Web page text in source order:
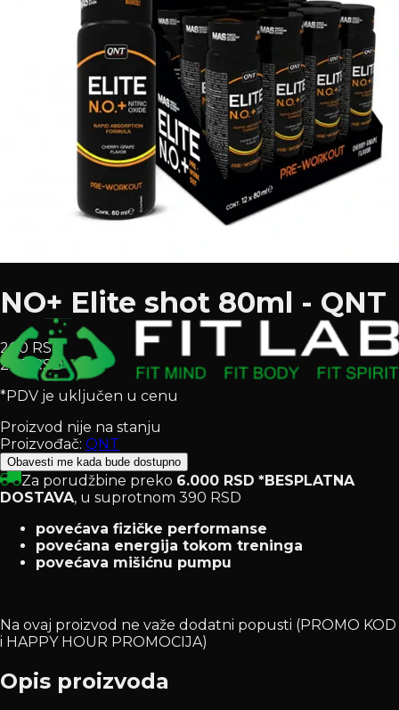
NO+ Elite shot 80ml - QNT
200 RSD
200 RSD
*PDV je uključen u cenu
Proizvod nije na stanju
Proizvođač: QNT
Obavesti me kada bude dostupno
Za porudžbine preko 6.000 RSD *BESPLATNA
DOSTAVA, u suprotnom 390 RSD
povećava fizičke performanse
povećana energija tokom treninga
povećava mišićnu pumpu
Na ovaj proizvod ne važe dodatni popusti (PROMO KOD
i HAPPY HOUR PROMOCIJA)
Opis proizvoda